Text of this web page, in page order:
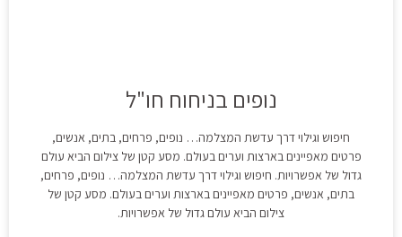
נופים בניחוח חו"ל
חיפוש וגילוי דרך עדשת המצלמה… נופים, פרחים, בתים, אנשים,
פרטים מאפיינים בארצות וערים בעולם. מסע קטן של צילום הביא עולם
גדול של אפשרויות. חיפוש וגילוי דרך עדשת המצלמה… נופים, פרחים,
בתים, אנשים, פרטים מאפיינים בארצות וערים בעולם. מסע קטן של
צילום הביא עולם גדול של אפשרויות.